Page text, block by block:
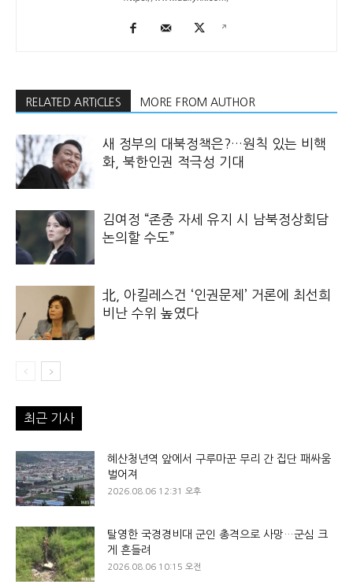
RELATED ARTICLES MORE FROM AUTHOR
새 정부의 대북정책은?…원칙 있는 비핵
화, 북한인권 적극성 기대
김여정 “존중 자세 유지 시 남북정상회담
논의할 수도”
北, 아킬레스건 ‘인권문제’ 거론에 최선희
비난 수위 높였다
최근 기사
혜산청년역 앞에서 구루마꾼 무리 간 집단 패싸움
벌어져
2026.08.06 12:31 오후
탈영한 국경경비대 군인 총격으로 사망…군심 크
게 흔들려
2026.08.06 10:15 오전